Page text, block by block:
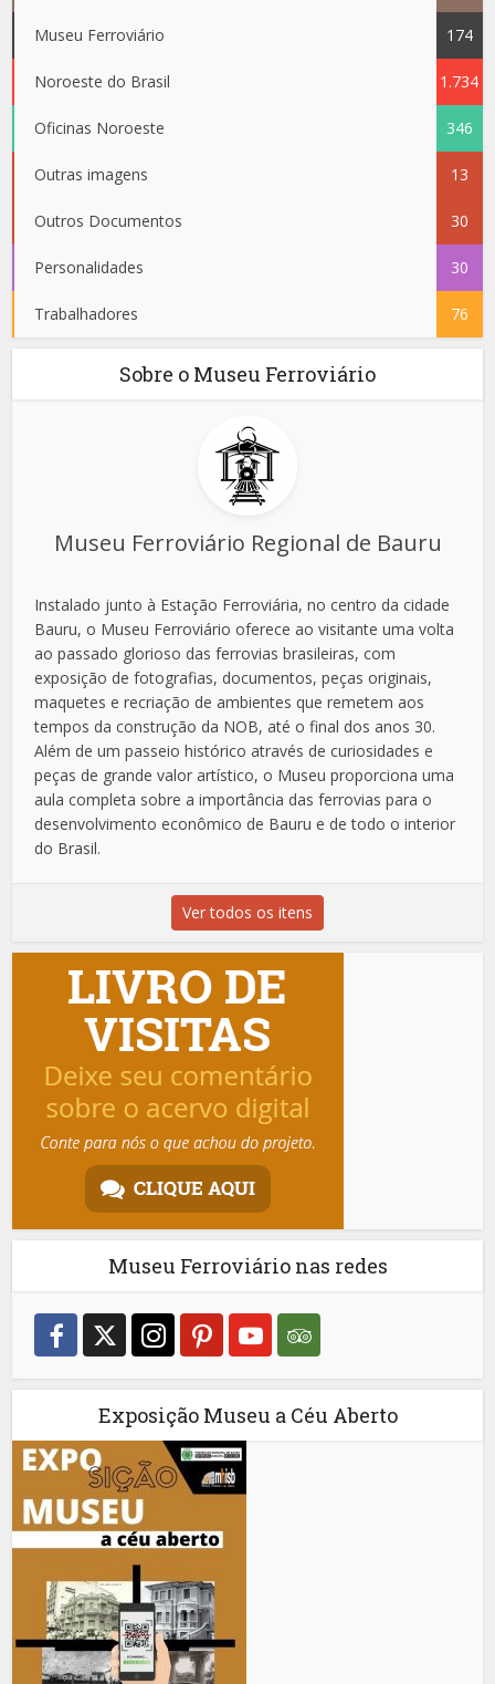
Museu Ferroviário 174
Noroeste do Brasil 1.734
Oficinas Noroeste 346
Outras imagens 13
Outros Documentos 30
Personalidades 30
Trabalhadores 76
Sobre o Museu Ferroviário
Museu Ferroviário Regional de Bauru
Instalado junto à Estação Ferroviária, no centro da cidade
Bauru, o Museu Ferroviário oferece ao visitante uma volta
ao passado glorioso das ferrovias brasileiras, com
exposição de fotografias, documentos, peças originais,
maquetes e recriação de ambientes que remetem aos
tempos da construção da NOB, até o final dos anos 30.
Além de um passeio histórico através de curiosidades e
peças de grande valor artístico, o Museu proporciona uma
aula completa sobre a importância das ferrovias para o
desenvolvimento econômico de Bauru e de todo o interior
do Brasil.
Ver todos os itens
Museu Ferroviário nas redes
Exposição Museu a Céu Aberto